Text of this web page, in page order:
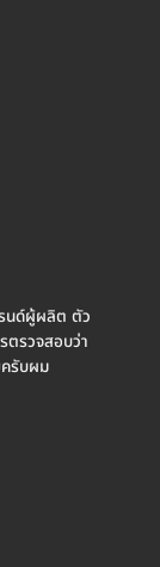
นด์ผู้ผลิต ตัว
ตรวจสอบว่า
ครับผม